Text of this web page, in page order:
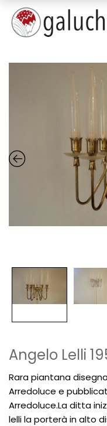
Angelo Lelli
Rara piantana
Arredoluce e
Arredoluce.La ditta
lelli la porterà in alto